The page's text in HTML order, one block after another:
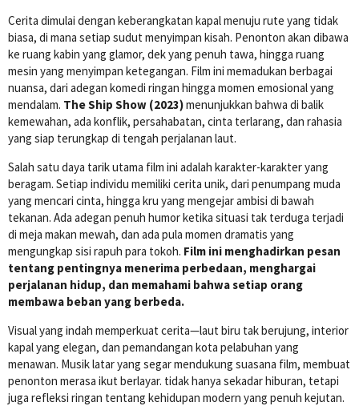
Cerita dimulai dengan keberangkatan kapal menuju rute yang tidak
biasa, di mana setiap sudut menyimpan kisah. Penonton akan dibawa
ke ruang kabin yang glamor, dek yang penuh tawa, hingga ruang
mesin yang menyimpan ketegangan. Film ini memadukan berbagai
nuansa, dari adegan komedi ringan hingga momen emosional yang
mendalam. The Ship Show (2023)menunjukkan bahwa di balik
kemewahan, ada konflik, persahabatan, cinta terlarang, dan rahasia
yang siap terungkap di tengah perjalanan laut.
Salah satu daya tarik utama film ini adalah karakter-karakter yang
beragam. Setiap individu memiliki cerita unik, dari penumpang muda
yang mencari cinta, hingga kru yang mengejar ambisi di bawah
tekanan. Ada adegan penuh humor ketika situasi tak terduga terjadi
di meja makan mewah, dan ada pula momen dramatis yang
mengungkap sisi rapuh para tokoh. Film ini menghadirkan pesan
tentang pentingnya menerima perbedaan, menghargai
perjalanan hidup, dan memahami bahwa setiap orang
membawa beban yang berbeda.
Visual yang indah memperkuat cerita—laut biru tak berujung, interior
kapal yang elegan, dan pemandangan kota pelabuhan yang
menawan. Musik latar yang segar mendukung suasana film, membuat
penonton merasa ikut berlayar. tidak hanya sekadar hiburan, tetapi
juga refleksi ringan tentang kehidupan modern yang penuh kejutan.